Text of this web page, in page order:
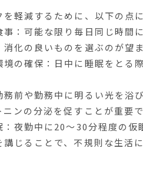
を軽減するために、以下の点
事：可能な限り毎日同じ時間
化の良いものを選ぶのが望
境の確保：日中に睡眠をとる
務前や勤務中に明るい光を浴
ンの分泌を促すことが重要で
：夜勤中に20～30分程度の
講じることで、不規則な生活